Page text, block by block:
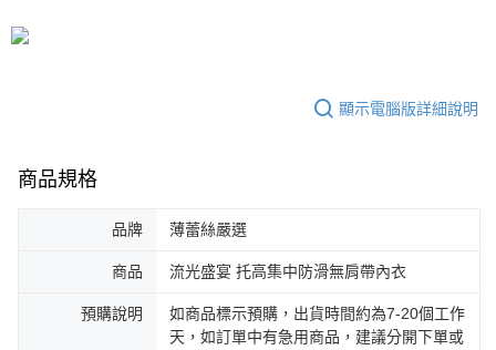
顯示電腦版詳細說明
商品規格
品牌 薄蕾絲嚴選
商品 流光盛宴 托高集中防滑無肩帶內衣
預購說明
如商品標示預購，出貨時間約為7-20個工作
天，如訂單中有急用商品，建議分開下單或